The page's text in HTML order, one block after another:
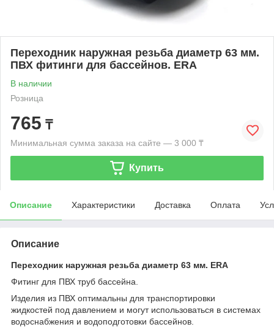
Переходник наружная резьба диаметр 63 мм.
ПВХ фитинги для бассейнов. ERA
В наличии
Розница
765 ₸
Минимальная сумма заказа на сайте — 3 000 ₸
Купить
Описание Характеристики Доставка Оплата
Описание
Переходник наружная резьба диаметр 63 мм. ERA
Фитинг для ПВХ труб бассейна.
Изделия из ПВХ оптимальны для транспортировки
жидкостей под давлением и могут использоваться в системах
водоснабжения и водоподготовки бассейнов.